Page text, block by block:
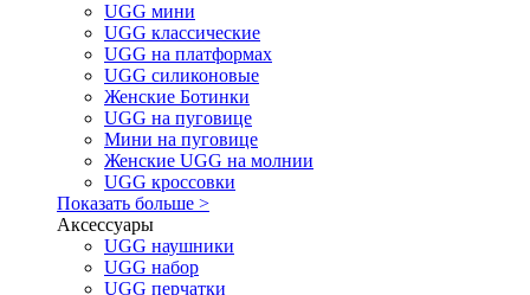
UGG мини
UGG классические
UGG на платформах
UGG силиконовые
Женские Ботинки
UGG на пуговице
Мини на пуговице
Женские UGG на молнии
UGG кроссовки
Показать больше >
Аксессуары
UGG наушники
UGG набор
UGG перчатки